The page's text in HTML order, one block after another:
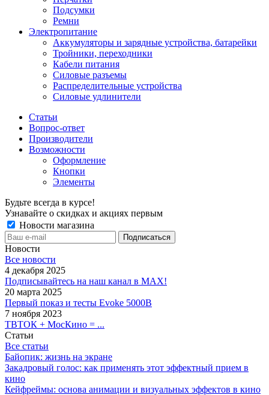
Подсумки
Ремни
Электропитание
Аккумуляторы и зарядные устройства, батарейки
Тройники, переходники
Кабели питания
Силовые разъемы
Распределительные устройства
Силовые удлинители
Статьи
Вопрос-ответ
Производители
Возможности
Оформление
Кнопки
Элементы
Будьте всегда в курсе!
Узнавайте о скидках и акциях первым
Новости магазина
Новости
Все новости
4 декабря 2025
Подписывайтесь на наш канал в MAX!
20 марта 2025
Первый показ и тесты Evoke 5000B
7 ноября 2023
ТВТОК + МосКино = ...
Статьи
Все статьи
Байопик: жизнь на экране
Закадровый голос: как применять этот эффектный прием в
кино
Кейфреймы: основа анимации и визуальных эффектов в кино